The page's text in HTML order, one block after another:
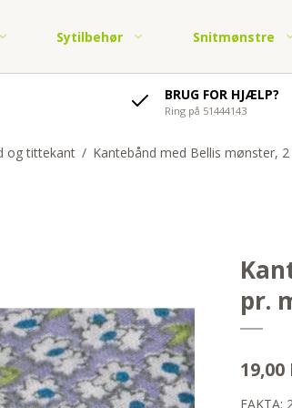
Børnestoffer i jersey
Børnestof fast bomuld
Sytilbehør
Knapper, tryklåse og
hægter
Elastik og
Pyntebånd
Snitmønstre
symønster
snitmønstre. Børn
år
Garn fra Karen Klarbæk
BRUG FOR HJÆLP?
Ring på 51444143
og tittekant / Kantebånd med Bellis mønster,
pr.
19,00
FAKTA: